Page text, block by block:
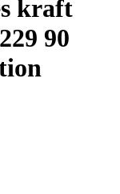
kraft
90